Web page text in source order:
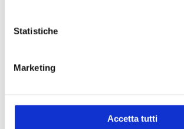
Statistiche
Marketing
Accetta tutti
STEROGLASS
FORNITORE
H 36902-
SESSOLA